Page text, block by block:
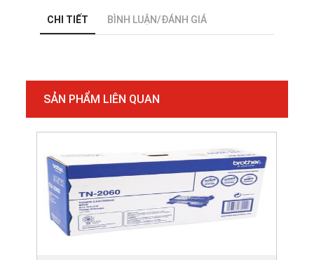
CHI TIẾT BÌNH LUẬN/ĐÁNH GIÁ
SẢN PHẨM LIÊN QUAN